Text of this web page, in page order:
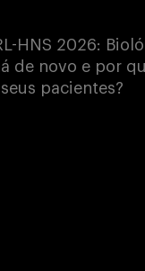
HNS 2026:
de novo e por
pacientes?